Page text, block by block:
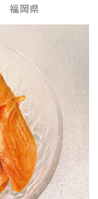
福岡県